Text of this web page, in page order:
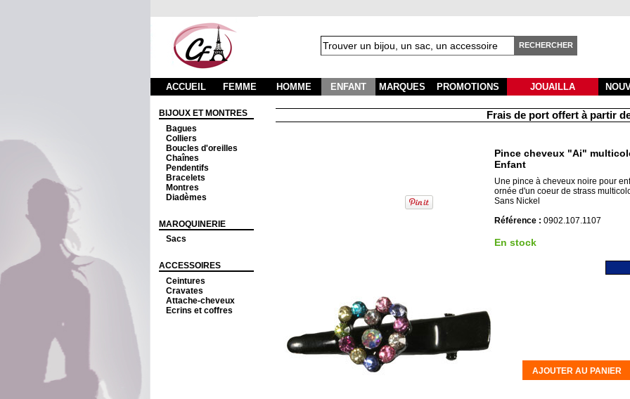
RECHERCHER
ACCUEIL FEMME HOMME ENFANT MARQUES PROMOTIONS JOUAILLA
BIJOUX ET MONTRES
Bagues
Colliers
Boucles d'oreilles
Chaînes
Pendentifs
Bracelets
Montres
Diadèmes
MAROQUINERIE
Sacs
ACCESSOIRES
Ceintures
Cravates
Attache-cheveux
Ecrins et coffres
Frais de port offert à partir de
Pince cheveux "Ai"
Enfant
Une pince à cheveux noire pour
ornée d'un coeur de strass
Sans Nickel
Référence : 0902.107.1107
En stock
AJOUTER AU PANIER